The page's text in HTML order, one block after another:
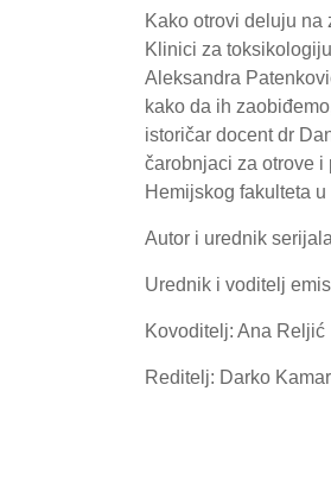
Kako otrovi deluju na
Klinici za
Aleksandra
kako da ih
istoričar docent dr
čarobnjaci za otrove i
Hemijskog fakulteta
Autor i urednik
Urednik i voditelj
Kovoditelj: Ana Reljić
Reditelj: Darko